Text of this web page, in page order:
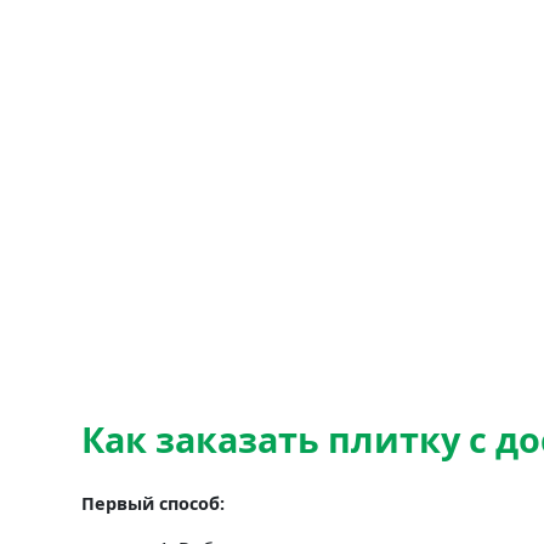
Как заказать плитку с
Первый способ: